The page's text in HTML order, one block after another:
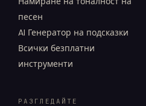
песен
AI Генератор на подсказки
Всички безплатни
инструменти
РАЗГЛЕДАЙТЕ